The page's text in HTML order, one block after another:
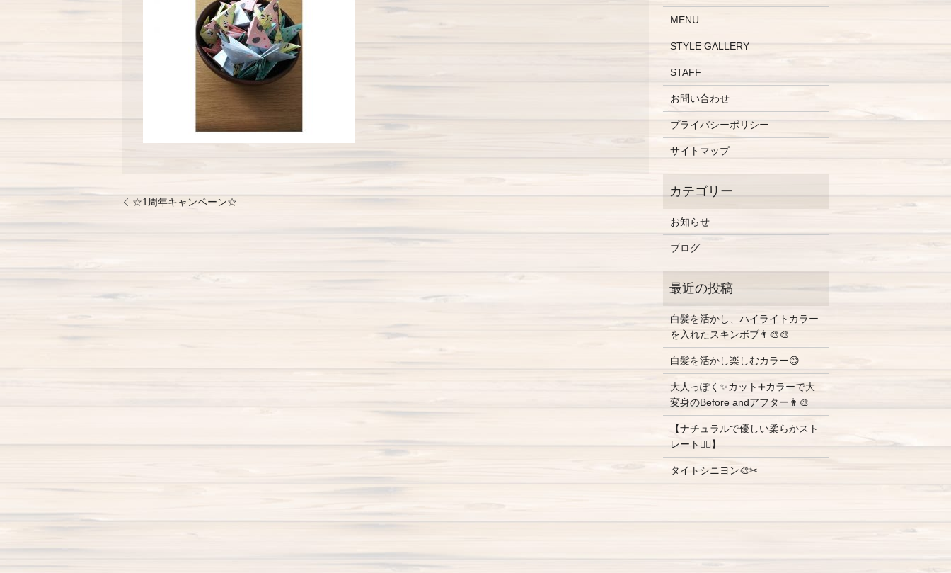
☆1周年キャンペーン☆
MENU
STYLE GALLERY
STAFF
お問い合わせ
プライバシーポリシー
サイトマップ
お知らせ
ブログ
白髪を活かし、ハイライトカラー
を入れたスキンボブ👨‍🎨🎨
白髪を活かし楽しむカラー😊
大人っぽく✨カット➕カラーで大
変身のBefore andアフター👨‍🎨
【ナチュラルで優しい柔らかスト
レート💇‍♀️】
タイトシニヨン🎨✂︎